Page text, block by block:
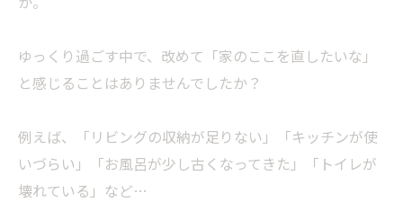
ゆっくり過ごす中で、改めて「家のここを直したいな」
と感じることはありませんでしたか？
例えば、「リビングの収納が足りない」「キッチンが使
いづらい」「お風呂が少し古くなってきた」「トイレが
壊れている」など…